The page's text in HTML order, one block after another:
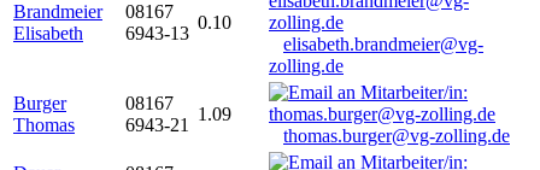
Brandmeier
Elisabeth
08167
6943-13
0.10
elisabeth.brandmeier@vg-
zolling.de
Burger
Thomas
08167
6943-21
1.09
thomas.burger@vg-zolling.de